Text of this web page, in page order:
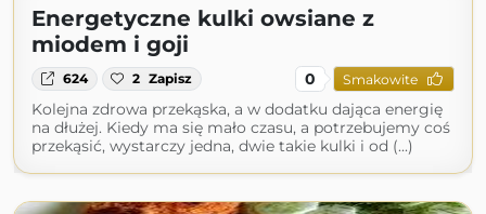
Energetyczne kulki owsiane z
miodem i goji
624 2 Zapisz 0 Smakowite
Kolejna zdrowa przekąska, a w dodatku dająca energię
na dłużej. Kiedy ma się mało czasu, a potrzebujemy coś
przekąsić, wystarczy jedna, dwie takie kulki i od (...)